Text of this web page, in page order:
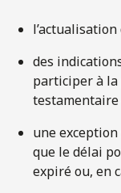
des
participer à la
une
que le délai
expiré ou, en